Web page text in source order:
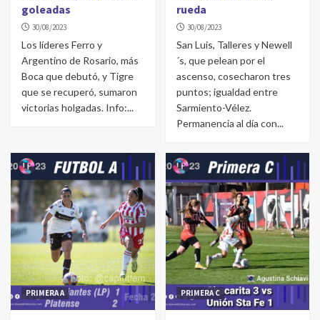
goleadas
30/08/2023
Los líderes Ferro y
Argentino de Rosario, más
Boca que debutó, y Tigre
que se recuperó, sumaron
victorias holgadas. Info:...
rueda
30/08/2023
San Luis, Talleres y Newell
´s, que pelean por el
ascenso, cosecharon tres
puntos; igualdad entre
Sarmiento-Vélez.
Permanencia al día con...
PRIMERA A PRIMERA C